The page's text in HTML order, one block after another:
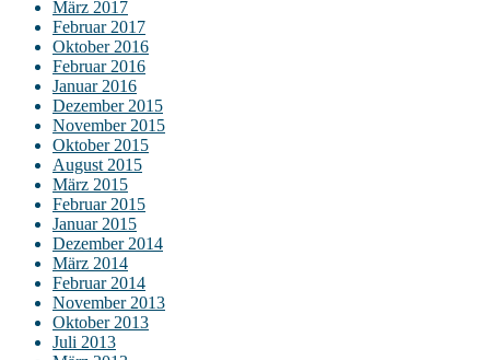
März 2017
Februar 2017
Oktober 2016
Februar 2016
Januar 2016
Dezember 2015
November 2015
Oktober 2015
August 2015
März 2015
Februar 2015
Januar 2015
Dezember 2014
März 2014
Februar 2014
November 2013
Oktober 2013
Juli 2013